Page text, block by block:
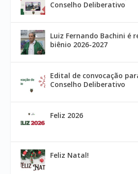
Conselho Deliberativo
Luiz Fernando Bachini é
biênio 2026-2027
Edital de convocação
Conselho Deliberativo
Feliz 2026
Feliz Natal!